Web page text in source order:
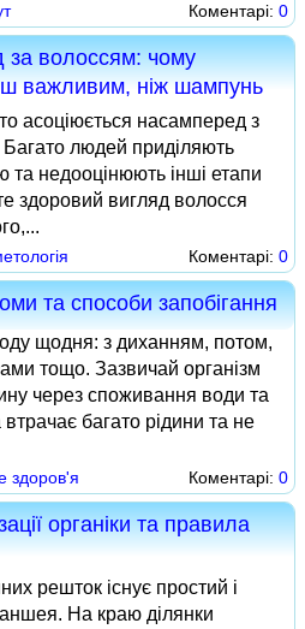
Коментарі: 0
за волоссям: чому
важливим, ніж шампунь
асоціюється насамперед з
людей приділяють
недооцінюють інші етапи
здоровий вигляд волосся
Коментарі: 0
та способи запобігання
щодня: з диханням, потом,
тощо. Зазвичай організм
через споживання води та
багато рідини та не
здоров'я Коментарі: 0
органіки та правила
решток існує простий і
На краю ділянки